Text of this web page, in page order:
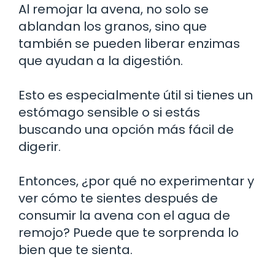
Al remojar la avena, no solo se
ablandan los granos, sino que
también se pueden liberar enzimas
que ayudan a la digestión.
Esto es especialmente útil si tienes un
estómago sensible o si estás
buscando una opción más fácil de
digerir.
Entonces, ¿por qué no experimentar y
ver cómo te sientes después de
consumir la avena con el agua de
remojo? Puede que te sorprenda lo
bien que te sienta.